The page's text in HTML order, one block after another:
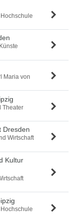
Maria von
Theater
Dresden
Wirtschaft
Kultur